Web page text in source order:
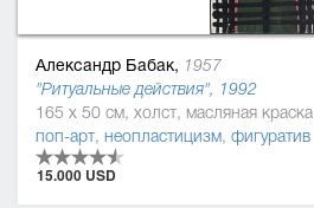
Александр Бабак, 1957
"Ритуальные действия", 1992
165 x 50 см, холст, масляная краска
поп-арт, неопластицизм, фигуратив
15.000 USD